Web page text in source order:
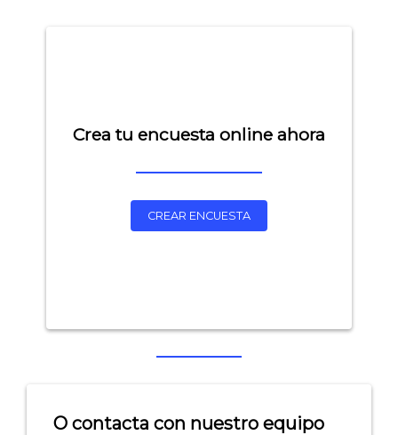
- Artículos destacados
- Consejos para tu encuesta
- Encuestas de NPS
Crea tu encuesta online ahora
CREAR ENCUESTA
O contacta con nuestro equipo